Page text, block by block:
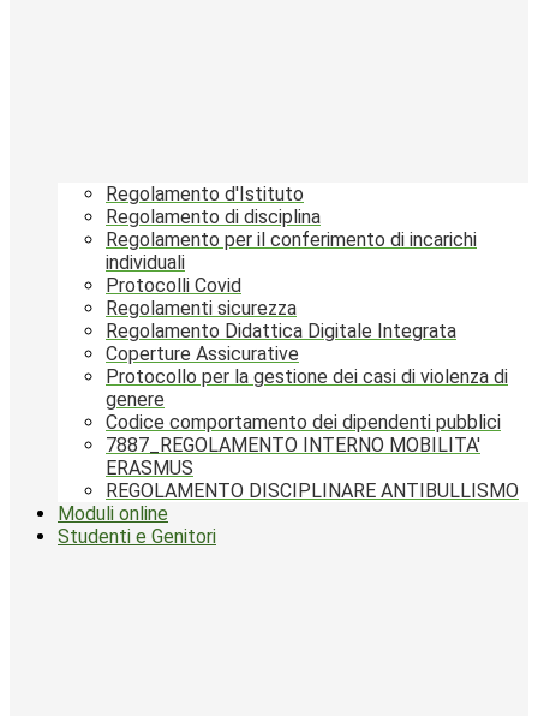
Regolamento d'Istituto
Regolamento di disciplina
Regolamento per il conferimento di incarichi
individuali
Protocolli Covid
Regolamenti sicurezza
Regolamento Didattica Digitale Integrata
Coperture Assicurative
Protocollo per la gestione dei casi di violenza di
genere
Codice comportamento dei dipendenti pubblici
7887_REGOLAMENTO INTERNO MOBILITA'
ERASMUS
REGOLAMENTO DISCIPLINARE ANTIBULLISMO
Moduli online
Studenti e Genitori